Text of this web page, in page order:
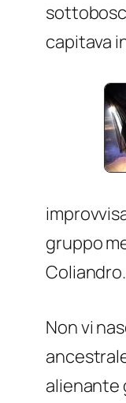
capitava
gruppo
Coliandro.
Non vi
alienante